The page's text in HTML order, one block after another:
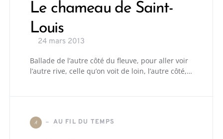
Le chameau de Saint-
Louis
24 mars 2013
Ballade de l’autre côté du fleuve, pour aller voir
l’autre rive, celle qu’on voit de loin, l’autre côté,…
A AU FIL DU TEMPS